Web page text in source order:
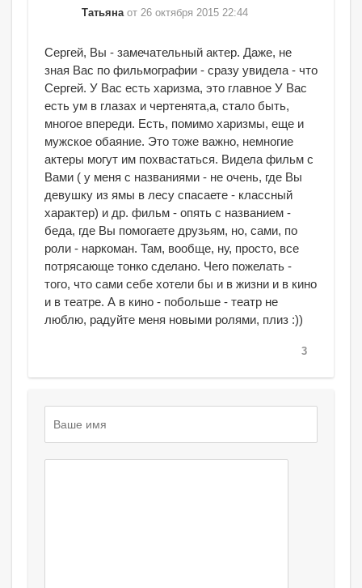
Татьяна от 26 октября 2015 22:44
3
Сергей, Вы - замечательный актер. Даже, не
зная Вас по фильмографии - сразу увидела - что
Сергей. У Вас есть харизма, это главное У Вас
есть ум в глазах и чертенята,а, стало быть,
многое впереди. Есть, помимо харизмы, еще и
мужское обаяние. Это тоже важно, немногие
актеры могут им похвастаться. Видела фильм с
Вами ( у меня с названиями - не очень, где Вы
девушку из ямы в лесу спасаете - классный
характер) и др. фильм - опять с названием -
беда, где Вы помогаете друзьям, но, сами, по
роли - наркоман. Там, вообще, ну, просто, все
потрясающе тонко сделано. Чего пожелать -
того, что сами себе хотели бы и в жизни и в кино
и в театре. А в кино - побольше - театр не
люблю, радуйте меня новыми ролями, плиз :))